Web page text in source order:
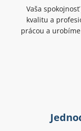
Vaša
kvalitu a
prácou a